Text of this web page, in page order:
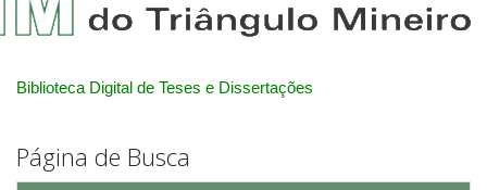
Biblioteca Digital de Teses e Dissertações
Página de Busca